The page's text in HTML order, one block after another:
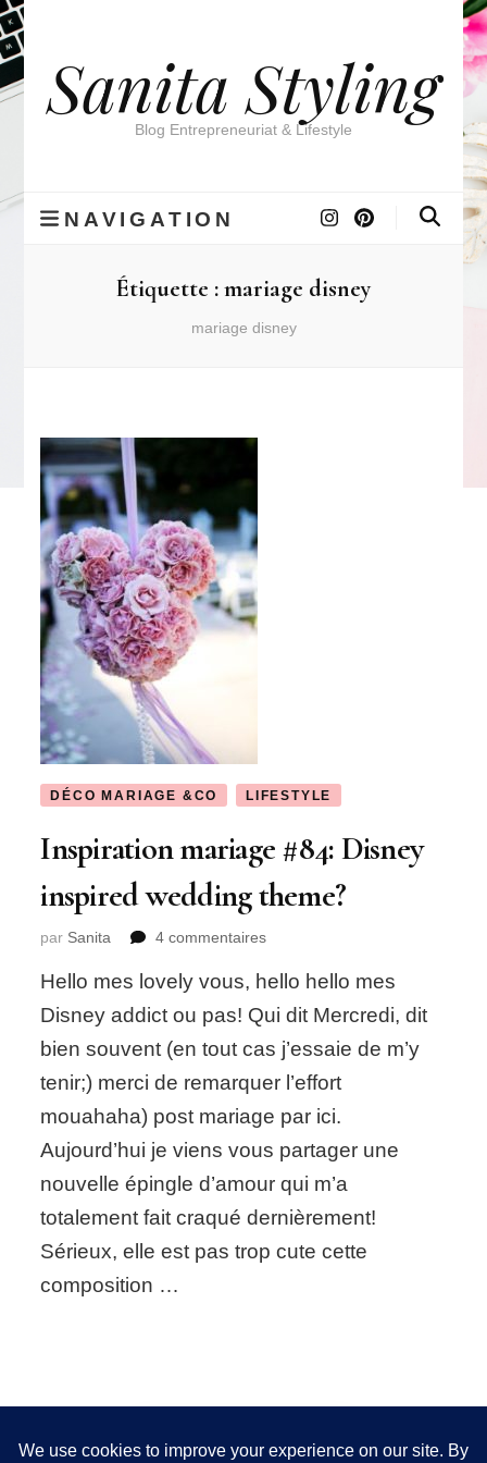
Sanita Styling
Blog Entrepreneuriat & Lifestyle
NAVIGATION
Étiquette :mariage disney
mariage disney
DÉCO MARIAGE &CO LIFESTYLE
Inspiration mariage #84: Disney
inspired wedding theme?
par Sanita 4 commentairessur
mariage
#84:
Disney
inspired
wedding
Hello mes lovely vous, hello hello mes
Disney addict ou pas! Qui dit Mercredi, dit
bien souvent (en tout cas j’essaie de m’y
tenir;) merci de remarquer l’effort
mouahaha) post mariage par ici.
Aujourd’hui je viens vous partager une
nouvelle épingle d’amour qui m’a
totalement fait craqué dernièrement!
Sérieux, elle est pas trop cute cette
composition …
Nous utilisons des cookies pour vous garantir la meilleure